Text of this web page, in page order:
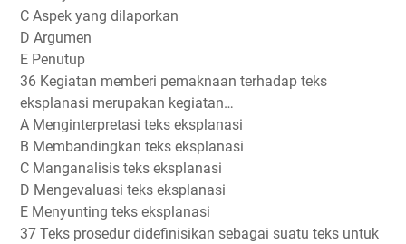
C Aspek yang dilaporkan
D Argumen
E Penutup
36 Kegiatan memberi pemaknaan terhadap teks
eksplanasi merupakan kegiatan…
A Menginterpretasi teks eksplanasi
B Membandingkan teks eksplanasi
C Manganalisis teks eksplanasi
D Mengevaluasi teks eksplanasi
E Menyunting teks eksplanasi
37 Teks prosedur didefinisikan sebagai suatu teks untuk